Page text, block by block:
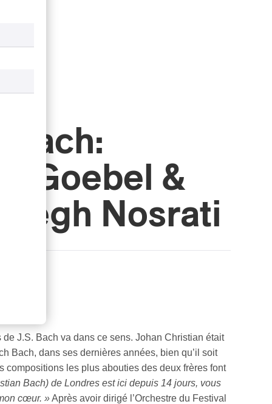
Bach:
Goebel &
Nosrati
J.S. Bach va dans ce sens. Johan Christian était
Bach, dans ses dernières années, bien qu’il soit
compositions les plus abouties des deux frères font
Bach) de Londres est ici depuis 14 jours, vous
cœur. »Après avoir dirigé l’Orchestre du Festival